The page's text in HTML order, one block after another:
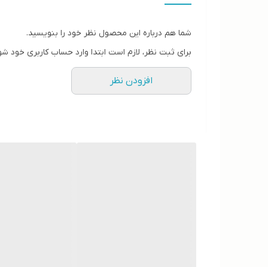
شما هم درباره این محصول نظر خود را بنویسید.
برای ثبت نظر، لازم است ابتدا وارد حساب کاربری خود
افزودن نظر